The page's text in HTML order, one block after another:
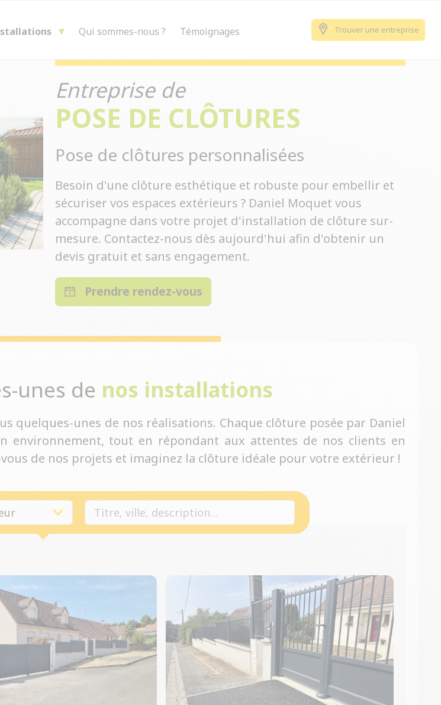
Qui sommes-nous ? Témoignages Trouver une entreprise
Entreprise de
POSE DE CLÔTURES
Pose de clôtures personnalisées
Besoin d'une clôture esthétique et robuste pour embellir et
sécuriser vos espaces extérieurs ? Daniel Moquet vous
accompagne dans votre projet d'installation de clôture sur-
mesure. Contactez-nous dès aujourd'hui afin d'obtenir un
devis gratuit et sans engagement.
Prendre rendez-vous
unes de nos installations
quelques-unes de nos réalisations. Chaque clôture posée par Daniel
environnement, tout en répondant aux attentes de nos clients en
de nos projets et imaginez la clôture idéale pour votre extérieur !